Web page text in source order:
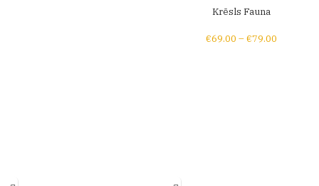
Krēsls Fauna
€69.00 – €79.00